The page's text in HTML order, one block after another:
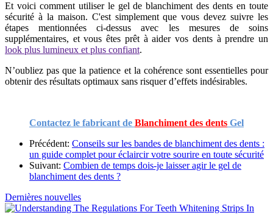
Et voici comment utiliser le gel de blanchiment des dents en toute
sécurité à la maison. C'est simplement que vous devez suivre les
étapes mentionnées ci-dessus avec les mesures de soins
supplémentaires, et vous êtes prêt à aider vos dents à prendre un
look plus lumineux et plus confiant.
N’oubliez pas que la patience et la cohérence sont essentielles pour
obtenir des résultats optimaux sans risquer d’effets indésirables.
Contactez le fabricant de Blanchiment des dents Gel
Précédent: Conseils sur les bandes de blanchiment des dents :
un guide complet pour éclaircir votre sourire en toute sécurité
Suivant: Combien de temps dois-je laisser agir le gel de
blanchiment des dents ?
Dernières nouvelles